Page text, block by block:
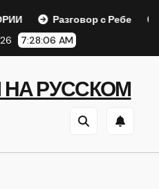
Разговор с Ребе
7:28:06 AM
РУССКОМ